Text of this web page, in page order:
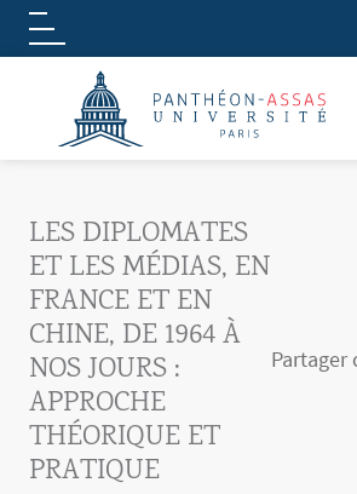
Logo
LES DIPLOMATES
ET LES MÉDIAS, EN
FRANCE ET EN
CHINE, DE 1964 À
NOS JOURS :
APPROCHE
THÉORIQUE ET
PRATIQUE
Partager